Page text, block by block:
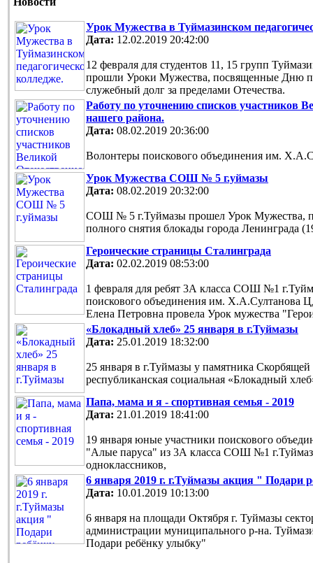
Урок Мужества в Туймазинском
Дата: 12.02.2019 20:42:00
12 февраля для студентов 11, 15 групп
прошли Уроки Мужества, посвященные Дню
служебный долг за пределами Отечества.
Работу по уточнению списков участников
нашего района.
Дата: 08.02.2019 20:36:00
Волонтеры поискового объединения им.
Урок Мужества СОШ № 5 г.уймазы
Дата: 08.02.2019 20:32:00
СОШ № 5 г.Туймазы прошел Урок Мужества,
полного снятия блокады города Ленинграда
Героические страницы Сталинграда
Дата: 02.02.2019 08:53:00
1 февраля для ребят 3А класса СОШ №1
поискового объединения им. Х.А.Султанова
Елена Петровна провела Урок мужества
«Блокадный хлеб» 25 января в г.Туймазы
Дата: 25.01.2019 18:32:00
25 января в г.Туймазы у памятника Скорбящей
республиканская социальная «Блокадный
Папа, мама и я - спортивная семья - 2019
Дата: 21.01.2019 18:41:00
19 января юные участники поискового
"Алые паруса" из 3А класса СОШ №1
одноклассников,
6 января 2019 г. г.Туймазы акция " Подари
Дата: 10.01.2019 10:13:00
6 января на площади Октября г. Туймазы
администрации муниципального р-на.
Подари ребёнку улыбку"